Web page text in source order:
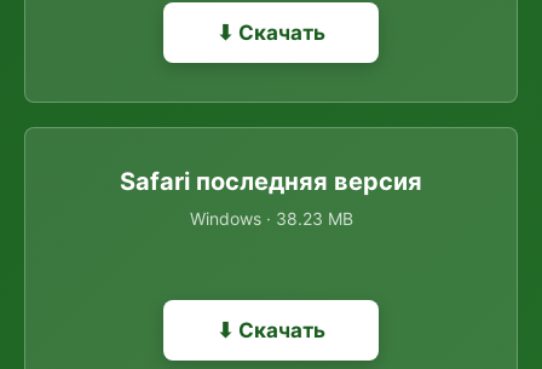
⬇ Скачать
Safari последняя версия
Windows · 38.23 MB
⬇ Скачать